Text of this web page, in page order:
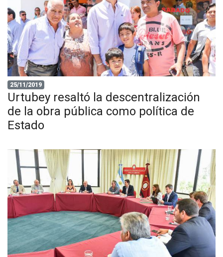
25/11/2019
Urtubey resaltó la descentralización
de la obra pública como política de
Estado